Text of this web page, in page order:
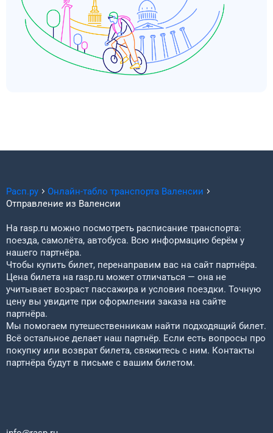
Расп.ру Онлайн-табло транспорта Валенсии
Отправление из Валенсии
На rasp.ru можно посмотреть расписание транспорта:
поезда, самолёта, автобуса. Всю информацию берём у
нашего партнёра.
Чтобы купить билет, перенаправим вас на сайт партнёра.
Цена билета на rasp.ru может отличаться — она не
учитывает возраст пассажира и условия поездки. Точную
цену вы увидите при оформлении заказа на сайте
партнёра.
Мы помогаем путешественникам найти подходящий билет.
Всё остальное делает наш партнёр. Если есть вопросы про
покупку или возврат билета, свяжитесь с ним. Контакты
партнёра будут в письме с вашим билетом.